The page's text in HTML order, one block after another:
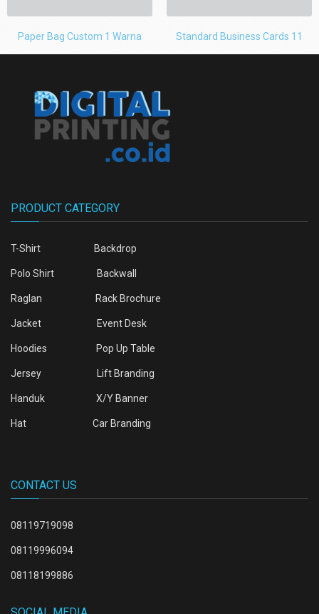
Paper Bag Custom 1 Warna Standard Business Cards 11
PRODUCT CATEGORY
T-Shirt Backdrop
Polo Shirt Backwall
Raglan Rack Brochure
Jacket Event Desk
Hoodies Pop Up Table
Jersey Lift Branding
Handuk X/Y Banner
Hat Car Branding
CONTACT US
08119719098
08119996094
08118199886